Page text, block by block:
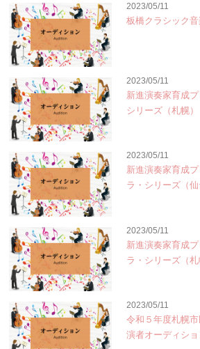
2023/05/11
板橋クラシック
2023/05/11
新進演奏家育成
シリーズ（札幌）
2023/05/11
新進演奏家育成
ラ・シリーズ（仙
2023/05/11
新進演奏家育成
ラ・シリーズ（札
2023/05/11
令和５年度札幌
演者オーディショ